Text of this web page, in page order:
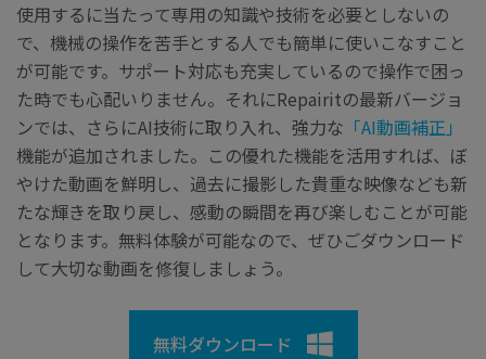
使用するに当たって専用の知識や技術を必要としないの
で、機械の操作を苦手とする人でも簡単に使いこなすこと
が可能です。サポート対応も充実しているので操作で困っ
た時でも心配いりません。それにRepairitの最新バージョ
ンでは、さらにAI技術に取り入れ、強力な 「AI動画補正」
機能が追加されました。この優れた機能を活用すれば、ぼ
やけた動画を鮮明し、過去に撮影した貴重な映像なども新
たな輝きを取り戻し、感動の瞬間を再び楽しむことが可能
となります。無料体験が可能なので、ぜひごダウンロード
して大切な動画を修復しましょう。
無料ダウンロード